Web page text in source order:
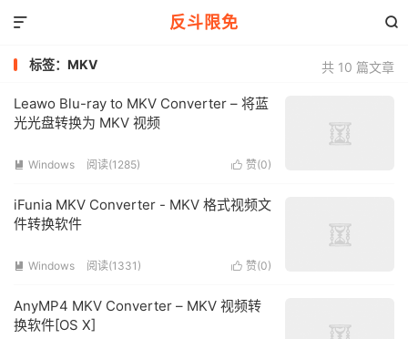
反斗限免 

共 10 篇文章
标签：MKV
Leawo Blu-ray to MKV Converter – 将蓝
光光盘转换为 MKV 视频
 赞(0)
 Windows 阅读(1285)
iFunia MKV Converter - MKV 格式视频文
件转换软件
 赞(0)
 Windows 阅读(1331)
AnyMP4 MKV Converter – MKV 视频转
换软件[OS X]